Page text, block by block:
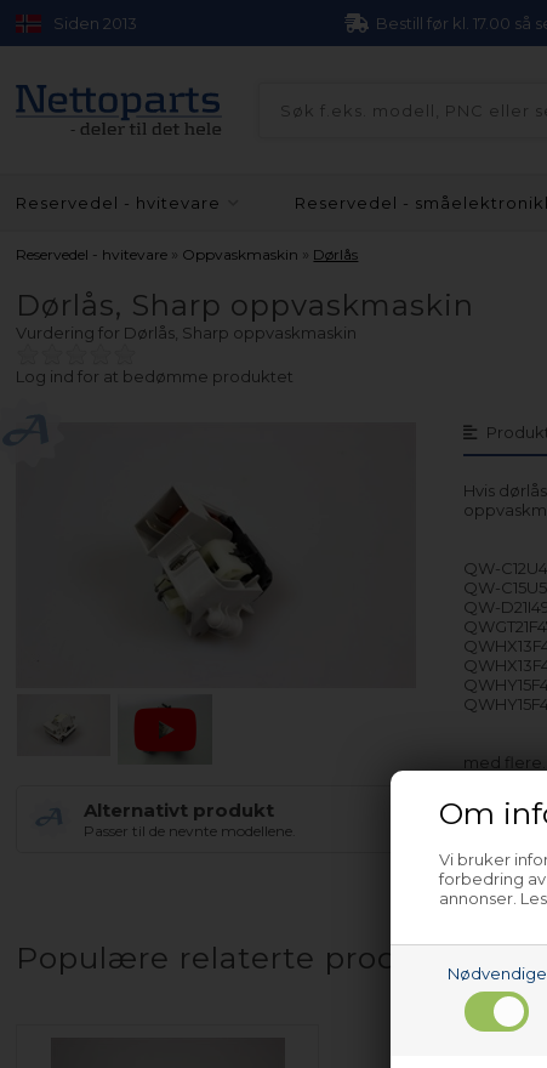
Om
Vi bruker
forbedring
annonser.
Nødvendige
Siden 2013 Bestill før kl. 17.00 så
Reservedel - hvitevare Reservedel -
Reservedel - hvitevare » Oppvaskmaskin » Dørlås
Dørlås, Sharp oppvaskmaskin
Vurdering for Dørlås, Sharp oppvaskmaskin
Log ind for at bedømme produktet
Alternativt produkt
Passer til de nevnte modellene.
Hvis
QW-
QW-
QW-
med flere…
Populære relaterte produkter